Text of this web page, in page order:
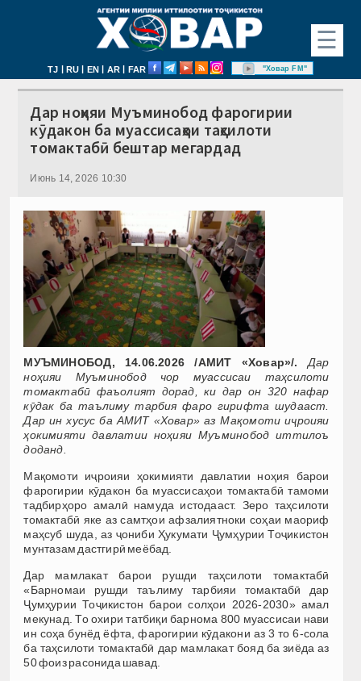
☰
TJ | RU | EN | AR | FAR "Ховар FM"
Дар ноҳияи Муъминобод фарогирии
кӯдакон ба муассисаҳои таҳсилоти
томактабӣ бештар мегардад
Июнь 14, 2026 10:30
МУЪМИНОБОД, 14.06.2026 /АМИТ «Ховар»/.
Дар
ноҳияи Муъминобод чор муассисаи таҳсилоти
томактабӣ фаъолият дорад, ки дар он 320 нафар
кӯдак ба таълиму тарбия фаро гирифта шудааст.
Дар ин хусус ба АМИТ «Ховар» аз Мақомоти иҷроияи
ҳокимияти давлатии ноҳияи Муъминобод иттилоъ
доданд.
Мақомоти иҷроияи ҳокимияти давлатии ноҳия барои
фарогирии кӯдакон ба муассисаҳои томактабӣ тамоми
тадбирҳоро амалӣ намуда истодааст. Зеро таҳсилоти
томактабӣ яке аз самтҳои афзалиятноки соҳаи маориф
маҳсуб шуда, аз ҷониби Ҳукумати Ҷумҳурии Тоҷикистон
мунтазам дастгирӣ меёбад.
Дар мамлакат барои рушди таҳсилоти томактабӣ
«Барномаи рушди таълиму тарбияи томактабӣ дар
Ҷумҳурии Тоҷикистон барои солҳои 2026-2030» амал
мекунад. То охири татбиқи барнома 800 муассисаи нави
ин соҳа бунёд ёфта, фарогирии кӯдакони аз 3 то 6-сола
ба таҳсилоти томактабӣ дар мамлакат бояд ба зиёда аз
50 фоиз расонида шавад.